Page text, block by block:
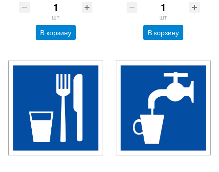
шт
В корзину
шт
В корзину